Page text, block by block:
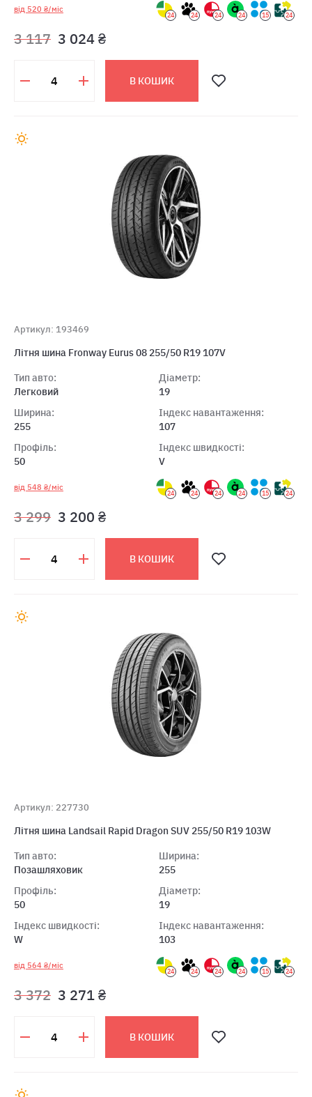
від 520 ₴/міс
24 24 24 24 15 24
3 117 3 024 ₴
В КОШИК
Артикул: 193469
Лiтня шина Fronway Eurus 08 255/50 R19 107V
Тип авто:
Легковий
Ширина:
255
Профіль:
50
Діаметр:
19
Індекс навантаження:
107
Індекс швидкості:
V
від 548 ₴/міс
24 24 24 24 15 24
3 299 3 200 ₴
В КОШИК
Артикул: 227730
Літня шина Landsail Rapid Dragon SUV 255/50 R19 103W
Тип авто:
Позашляховик
Профіль:
50
Індекс швидкості:
W
Ширина:
255
Діаметр:
19
Індекс навантаження:
103
від 564 ₴/міс
24 24 24 24 15 24
3 372 3 271 ₴
В КОШИК